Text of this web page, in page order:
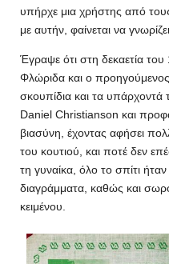
υπήρχε μια χρήστης από
με αυτήν, φαίνεται να
Έγραψε ότι στη δεκαετία του
Φλώριδα και ο
σκουπίδια και τα υπάρχοντά
Daniel Christianson και
βιασύνη, έχοντας αφήσει
του κουτιού, και ποτέ δεν
τη γυναίκα, όλο το σπίτι
διαγράμματα, καθώς και
κειμένου.